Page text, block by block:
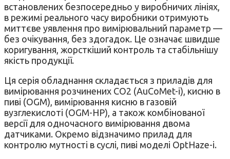
встановлених безпосередньо у виробничих лініях,
в режимі реального часу виробники отримують
миттєве уявлення про вимірювальний параметр —
без очікування, без здогадок. Це означає швидше
коригування, жорсткіший контроль та стабільнішу
якість продукції.
Ця серія обладнання складається з приладів для
вимірювання розчинених CO2 (AuCoMet-i), кисню в
пиві (OGM), вимірювання кисню в газовій
вузглекислоті (OGM-HP), а також комбінованої
версії для одночасного вимірювання двома
датчиками. Окремо відзначимо прилад для
контролю мутності в суслі, пиві моделі OptHaze-i.